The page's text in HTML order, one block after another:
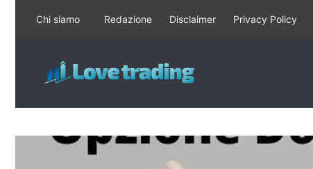
contenuto
Chi siamo Redazione Disclaimer Privacy Policy